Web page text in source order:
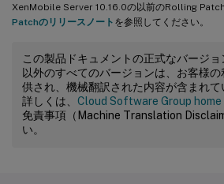
XenMobile Server 10.16.0の以前のRolling Patch
Patchのリリースノート を参照してください。
この製品ドキュメントの正式なバージ
以外のすべてのバージョンは、お客様
供され、機械翻訳された内容が含まれて
詳しくは、 Cloud Software Group home
免責事項（Machine Translation
い。